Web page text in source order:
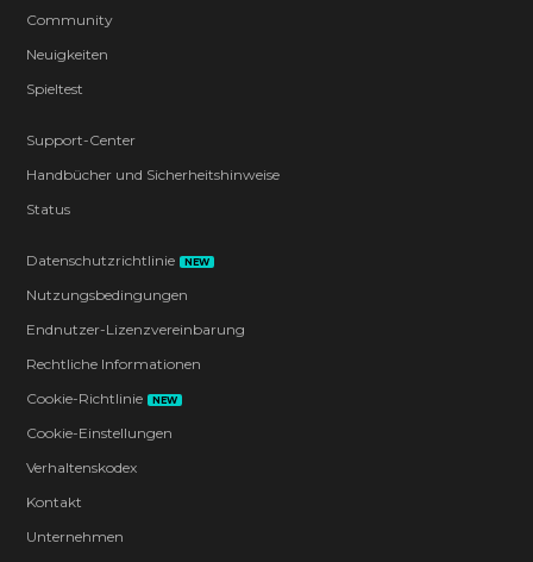
Community
Neuigkeiten
Spieltest
Support-Center
Handbücher und Sicherheitshinweise
Status
Datenschutzrichtlinie NEW
Nutzungsbedingungen
Endnutzer-Lizenzvereinbarung
Rechtliche Informationen
Cookie-Richtlinie
NEW
Cookie-Einstellungen
Verhaltenskodex
Kontakt
Unternehmen